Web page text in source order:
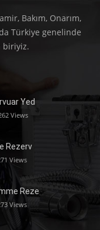
Bakım, Onarım,
Türkiye genelinde
biriyiz.
Yed
Views
Rezerv
Views
Reze
Views